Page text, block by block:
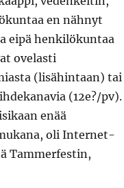
en nähnyt
eipä henkilökuntaa
ovelasti
(lisähintaan) tai
(12e?/pv).
enää
oli Internet-
Tammerfestin,